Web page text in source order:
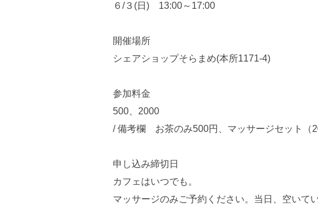
６/３(日) 13:00～17:00
開催場所
シェアショップそらまめ(本所1171-4)
参加料金
500、2000
/ 備考欄 お茶のみ500円、マッサージセット（
申し込み締切日
カフェはいつでも。
マッサージのみご予約ください。当日、空いて